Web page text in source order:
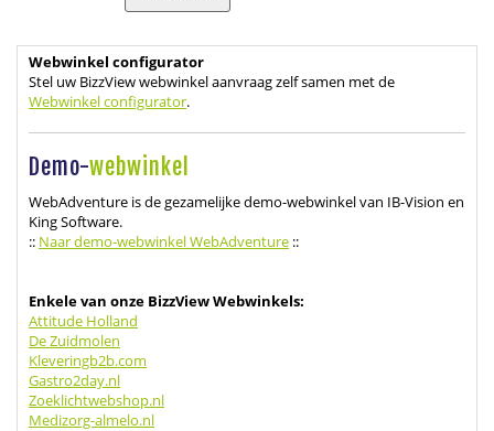
Webwinkel configurator
Stel uw BizzView webwinkel aanvraag zelf samen met de
Webwinkel configurator.
Demo-webwinkel
WebAdventure is de gezamelijke demo-webwinkel van IB-Vision en
King Software.
:: Naar demo-webwinkel WebAdventure ::
Enkele van onze BizzView Webwinkels:
Attitude Holland
De Zuidmolen
Kleveringb2b.com
Gastro2day.nl
Zoeklichtwebshop.nl
Medizorg-almelo.nl